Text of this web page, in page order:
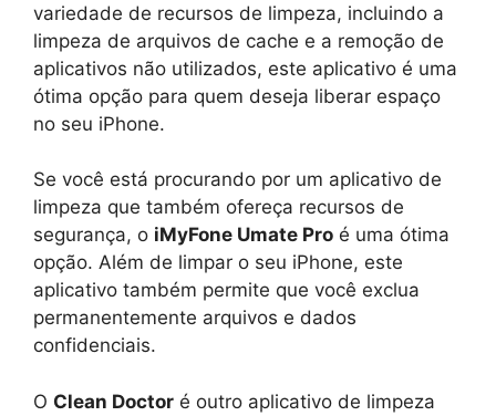
variedade de recursos de limpeza, incluindo a
limpeza de arquivos de cache e a remoção de
aplicativos não utilizados, este aplicativo é uma
ótima opção para quem deseja liberar espaço
no seu iPhone.
Se você está procurando por um aplicativo de
limpeza que também ofereça recursos de
segurança, o iMyFone Umate Pro é uma ótima
opção. Além de limpar o seu iPhone, este
aplicativo também permite que você exclua
permanentemente arquivos e dados
confidenciais.
O Clean Doctor é outro aplicativo de limpeza